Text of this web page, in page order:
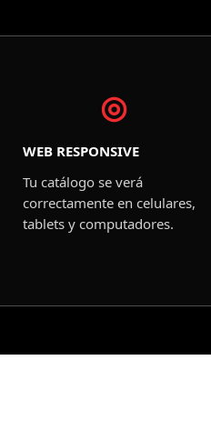
◎
WEB RESPONSIVE
Tu catálogo se verá
correctamente en celulares,
tablets y computadores.